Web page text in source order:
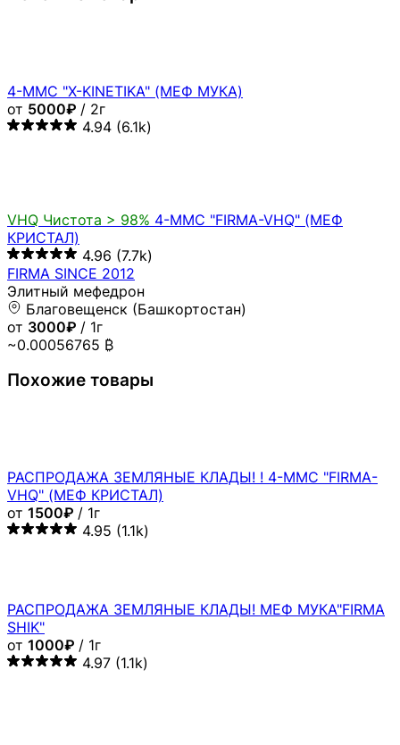
4-MMC "X-KINETIKA" (МЕФ МУКА)
от 5000₽ / 2г
4.94 (6.1k)
VHQ Чистота > 98% 4-MMC "FIRMA-VHQ" (МЕФ
КРИСТАЛ)
4.96 (7.7k)
FIRMA SINCE 2012
Элитный мефедрон
Благовещенск (Башкортостан)
от 3000₽ / 1г
~0.00056765 ₿
Похожие товары
РАСПРОДАЖА ЗЕМЛЯНЫЕ КЛАДЫ! ! 4-MMC "FIRMA-
VHQ" (МЕФ КРИСТАЛ)
от 1500₽ / 1г
4.95 (1.1k)
РАСПРОДАЖА ЗЕМЛЯНЫЕ КЛАДЫ! МЕФ МУКА"FIRMA
SHIK"
от 1000₽ / 1г
4.97 (1.1k)